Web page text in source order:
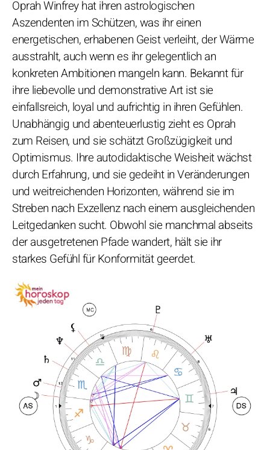
Oprah Winfrey hat ihren astrologischen
Aszendenten im Schützen, was ihr einen
energetischen, erhabenen Geist verleiht, der Wärme
ausstrahlt, auch wenn es ihr gelegentlich an
konkreten Ambitionen mangeln kann. Bekannt für
ihre liebevolle und demonstrative Art ist sie
einfallsreich, loyal und aufrichtig in ihren Gefühlen.
Unabhängig und abenteuerlustig zieht es Oprah
zum Reisen, und sie schätzt Großzügigkeit und
Optimismus. Ihre autodidaktische Weisheit wächst
durch Erfahrung, und sie gedeiht in Veränderungen
und weitreichenden Horizonten, während sie im
Streben nach Exzellenz nach einem ausgleichenden
Leitgedanken sucht. Obwohl sie manchmal abseits
der ausgetretenen Pfade wandert, hält sie ihr
starkes Gefühl für Konformität geerdet.